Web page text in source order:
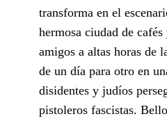
transforma en el
hermosa ciudad de
amigos a altas horas de
de un día para otro en
disidentes y judíos
pistoleros fascistas.